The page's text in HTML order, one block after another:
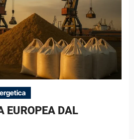
EUROPEA DAL